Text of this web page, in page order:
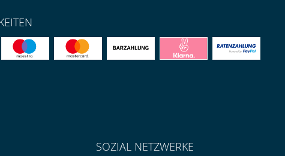
SOZIAL NETZWERKE